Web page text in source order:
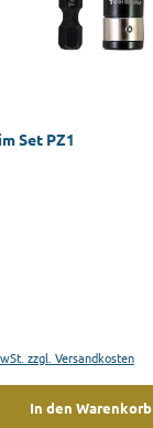
Set PZ1
zzgl. Versandkosten
In den Warenkorb